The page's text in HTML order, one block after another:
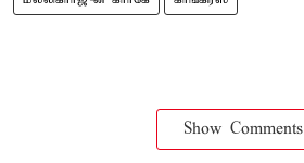
Show Comments